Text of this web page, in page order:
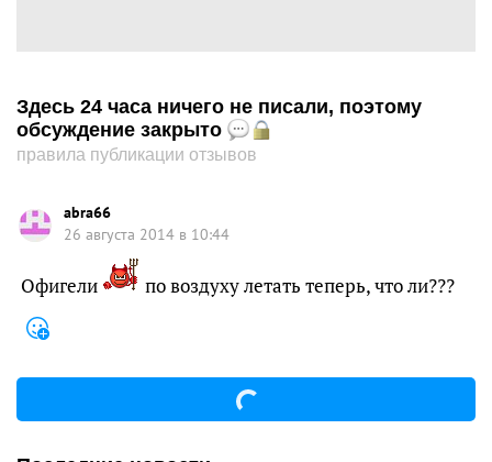
Здесь 24 часа ничего не писали, поэтому
обсуждение закрыто
правила публикации отзывов
abra66
26 августа 2014 в 10:44
Офигели по воздуху летать теперь, что ли???